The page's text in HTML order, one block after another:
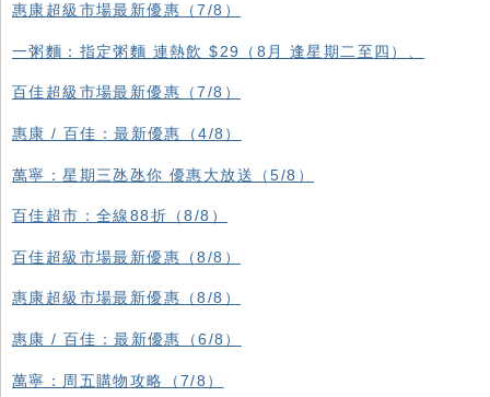
惠康超級市場最新優惠（7/8）
一粥麵：指定粥麵 連熱飲 $29（8月 逢星期二至四）、
百佳超級市場最新優惠（7/8）
惠康 / 百佳：最新優惠（4/8）
萬寧：星期三氹氹你 優惠大放送（5/8）
百佳超市：全線88折（8/8）
百佳超級市場最新優惠（8/8）
惠康超級市場最新優惠（8/8）
惠康 / 百佳：最新優惠（6/8）
萬寧：周五購物攻略（7/8）